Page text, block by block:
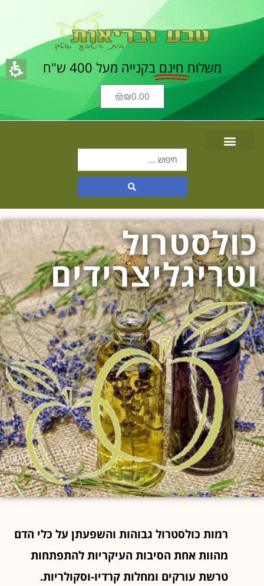
משלוח חינם בקנייה מעל 400 ש"ח
₪0.00
התוכן
המרכזי,
באפשרותך
ללחוץ
אנטר
כדי
לדלג
לאזור
הבא
כולסטרול
וטריגליצרידים
רמות כולסטרול גבוהות והשפעתן על כלי הדם
מהוות אחת הסיבות העיקריות להתפתחות
טרשת עורקים ומחלות קרדיו-וסקולריות.